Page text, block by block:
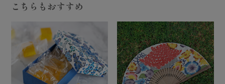
こちらもおすすめ